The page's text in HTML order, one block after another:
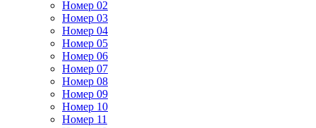
Номер 02
Номер 03
Номер 04
Номер 05
Номер 06
Номер 07
Номер 08
Номер 09
Номер 10
Номер 11